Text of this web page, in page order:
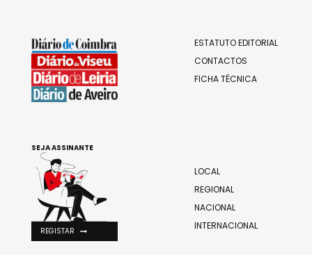
ESTATUTO EDITORIAL
CONTACTOS
FICHA TÉCNICA
LOCAL
REGIONAL
NACIONAL
INTERNACIONAL
SEJA ASSINANTE
REGISTAR